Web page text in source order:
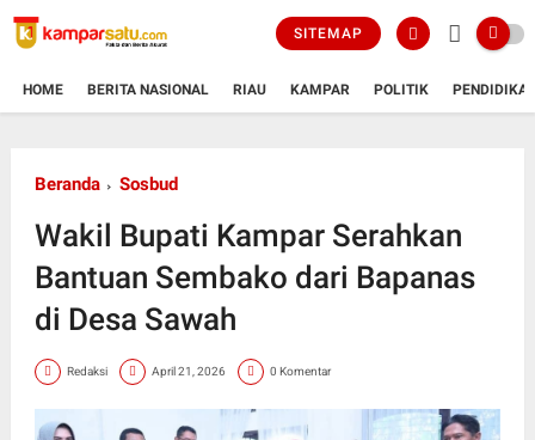
SITEMAP
HOME BERITA NASIONAL RIAU KAMPAR POLITIK
Beranda Sosbud
Wakil Bupati Kampar Serahkan
Bantuan Sembako dari Bapanas
di Desa Sawah
Redaksi April 21, 2026 0 Komentar